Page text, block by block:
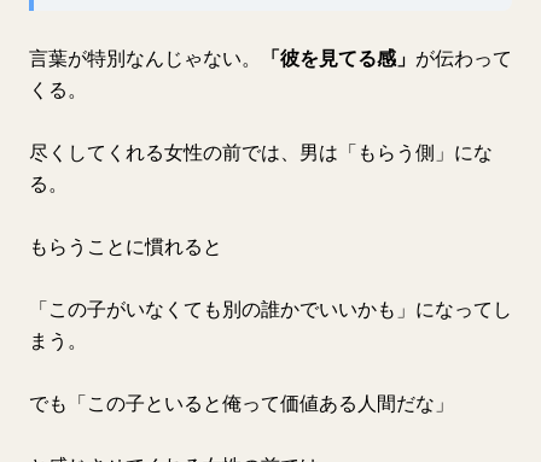
言葉が特別なんじゃない。 「彼を見てる感」 が伝わって
くる。
尽くしてくれる女性の前では、男は「もらう側」にな
る。
もらうことに慣れると
「この子がいなくても別の誰かでいいかも」になってし
まう。
でも「この子といると俺って価値ある人間だな」